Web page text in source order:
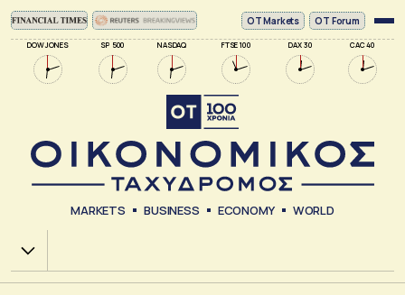
DOW JONES SP 500 NASDAQ FTSE 100 DAX 30 CAC 40
ΟΤ Markets OT Forum
MARKETS BUSINESS ECONOMY WORLD
Χ.Α.